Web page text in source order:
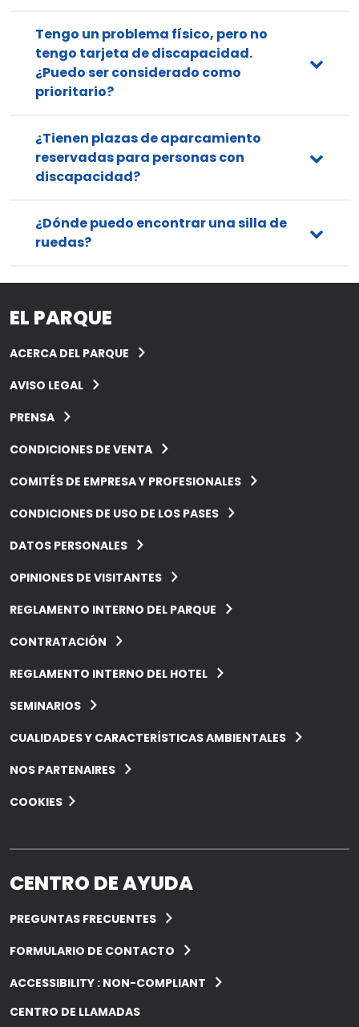
Tengo un problema físico, pero no
tengo tarjeta de discapacidad.
¿Puedo ser considerado como
prioritario?
¿Tienen plazas de aparcamiento
reservadas para personas con
discapacidad?
¿Dónde puedo encontrar una silla de
ruedas?
EL PARQUE
ACERCA DEL PARQUE
AVISO LEGAL
PRENSA
CONDICIONES DE VENTA
COMITÉS DE EMPRESA Y PROFESIONALES
CONDICIONES DE USO DE LOS PASES
DATOS PERSONALES
OPINIONES DE VISITANTES
REGLAMENTO INTERNO DEL PARQUE
CONTRATACIÓN
REGLAMENTO INTERNO DEL HOTEL
SEMINARIOS
CUALIDADES Y CARACTERÍSTICAS AMBIENTALES
NOS PARTENAIRES
COOKIES
CENTRO DE AYUDA
PREGUNTAS FRECUENTES
FORMULARIO DE CONTACTO
ACCESSIBILITY : NON-COMPLIANT
CENTRO DE LLAMADAS